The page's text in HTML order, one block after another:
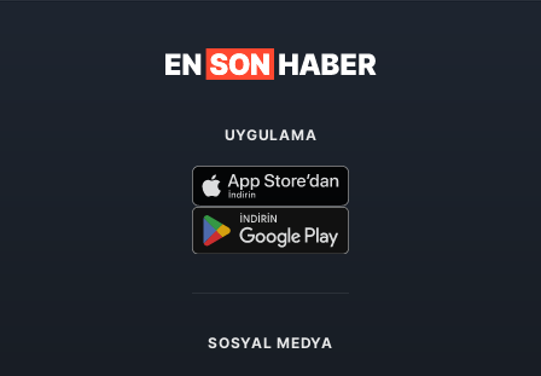
UYGULAMA
SOSYAL MEDYA